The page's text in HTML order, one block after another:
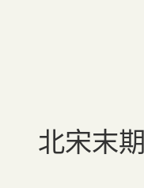
北宋末